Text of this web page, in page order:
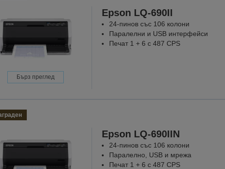
Бърз преглед
Epson LQ-690II
24-пинов със 106 колони
Паралелни и USB интерфейси
Печат 1 + 6 с 487 CPS
Epson LQ-690IIN
24-пинов със 106 колони
Паралелно, USB и мрежа
Печат 1 + 6 с 487 CPS